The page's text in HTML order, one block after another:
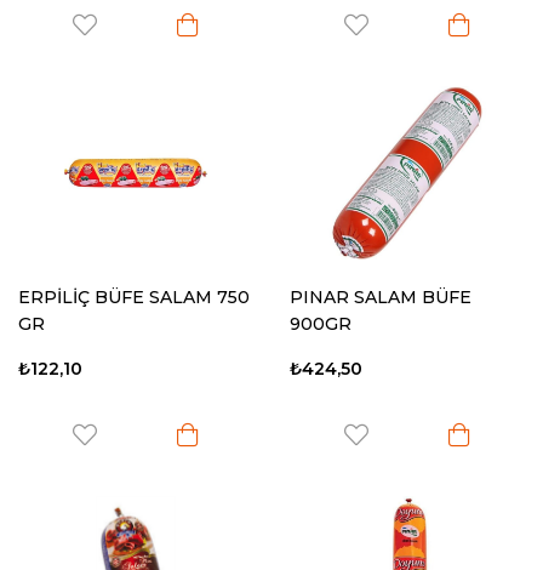
ERPİLİÇ BÜFE SALAM 750
GR
₺122,10
PINAR SALAM BÜFE
900GR
₺424,50